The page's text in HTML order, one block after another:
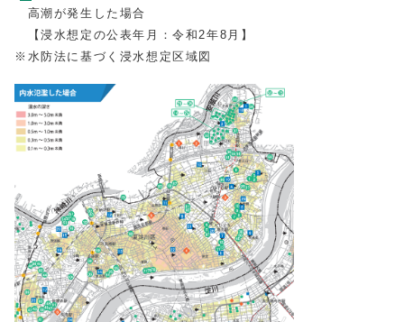
高潮が発生した場合
【浸水想定の公表年月：令和2年8月】
※水防法に基づく浸水想定区域図